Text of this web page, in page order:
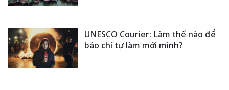
UNESCO Courier: Làm thế nào để
báo chí tự làm mới mình?